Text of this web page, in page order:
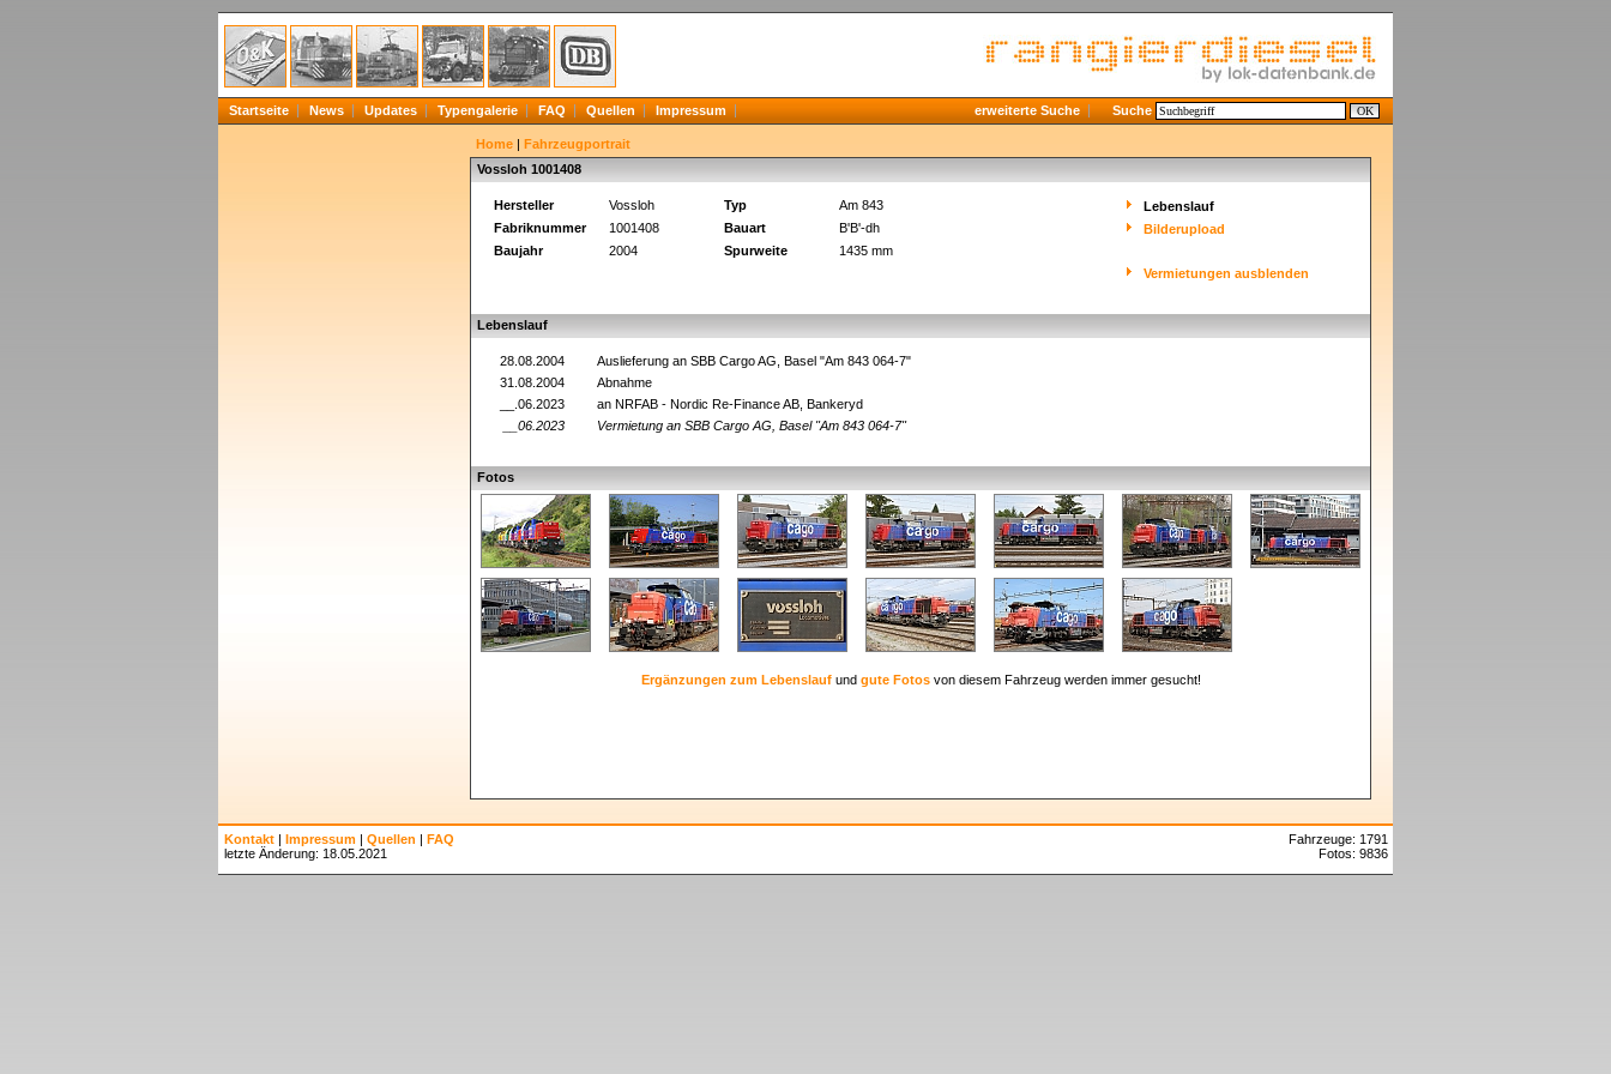
Startseite News Updates Typengalerie FAQ Quellen Impressum erweiterte Suche Suche
Home | Fahrzeugportrait
Vossloh 1001408
Hersteller Vossloh Typ Am 843
Lebenslauf
Fabriknummer
1001408 Bauart B'B'-dh
Bilderupload
Baujahr
2004 Spurweite
1435 mm
Vermietungen ausblenden
Lebenslauf
28.08.2004
Auslieferung an SBB Cargo AG, Basel "Am 843 064-7"
31.08.2004
Abnahme
__.06.2023
an NRFAB - Nordic Re-Finance AB, Bankeryd
__06.2023
Vermietung an SBB Cargo AG, Basel "Am 843 064-7"
Fotos
Ergänzungen zum Lebenslaufund gute Fotosvon diesem Fahrzeug werden immer gesucht!
Kontakt | Impressum | Quellen | FAQ
letzte Änderung: 18.05.2021
Fahrzeuge: 1791
Fotos: 9836